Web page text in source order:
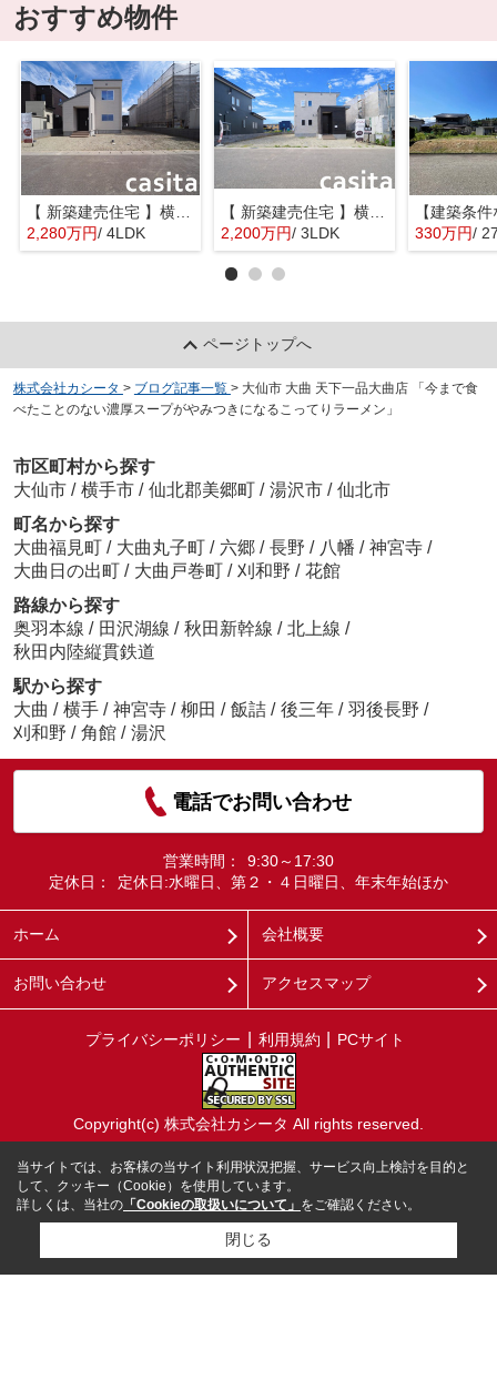
おすすめ物件
【 新築建売住宅 】横手市八幡字長者町No58 横手北小学校区のオール電化 4LDK
2,280万円/ 4LDK
【 新築建売住宅 】横手市八幡字長者町No50 横手北小学校区のオール電化 3LDK
2,200万円/ 3LDK 330万円/
ページトップへ
株式会社カシータ > ブログ記事一覧 > 大仙市 大曲 天下一品大曲店 「今まで食
べたことのない濃厚スープがやみつきになるこってりラーメン」
市区町村から探す
大仙市 / 横手市 / 仙北郡美郷町 / 湯沢市 / 仙北市
町名から探す
大曲福見町 / 大曲丸子町 / 六郷 / 長野 / 八幡 / 神宮寺 /
大曲日の出町 / 大曲戸巻町 / 刈和野 / 花館
路線から探す
奥羽本線 / 田沢湖線 / 秋田新幹線 / 北上線 /
秋田内陸縦貫鉄道
駅から探す
大曲 / 横手 / 神宮寺 / 柳田 / 飯詰 / 後三年 / 羽後長野 /
刈和野 / 角館 / 湯沢
電話でお問い合わせ
営業時間：
9:30～17:30
定休日：
定休日:水曜日、第２・４日曜日、年末年始ほか
ホーム 会社概要
お問い合わせ アクセスマップ
プライバシーポリシー 利用規約 PCサイト
Copyright(c) 株式会社カシータ All rights reserved.
当サイトでは、お客様の当サイト利用状況把握、サービス向上検討を目的と
して、クッキー（Cookie）を使用しています。
詳しくは、当社の 「Cookieの取扱いについて」 をご確認ください。
閉じる